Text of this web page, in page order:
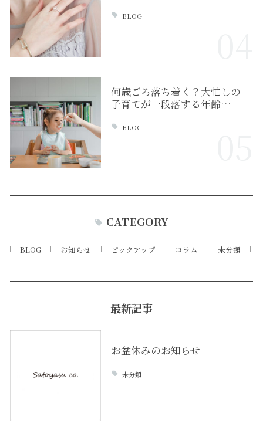
BLOG
何歳ごろ落ち着く？大忙しの
子育てが一段落する年齢…
BLOG
CATEGORY
BLOG お知らせ ピックアップ コラム 未分類
最新記事
お盆休みのお知らせ
未分類